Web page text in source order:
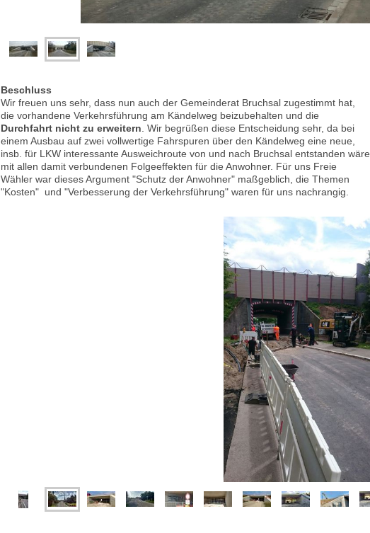
Beschluss
Wir freuen uns sehr, dass nun auch der Gemeinderat Bruchsal zugestimmt hat,
die vorhandene Verkehrsführung am Kändelweg beizubehalten und die
Durchfahrt nicht zu erweitern . Wir begrüßen diese Entscheidung sehr, da bei
einem Ausbau auf zwei vollwertige Fahrspuren über den Kändelweg eine neue,
insb. für LKW interessante Ausweichroute von und nach Bruchsal entstanden wäre
mit allen damit verbundenen Folgeeffekten für die Anwohner. Für uns Freie
Wähler war dieses Argument "Schutz der Anwohner" maßgeblich, die Themen
"Kosten" und "Verbesserung der Verkehrsführung" waren für uns nachrangig.